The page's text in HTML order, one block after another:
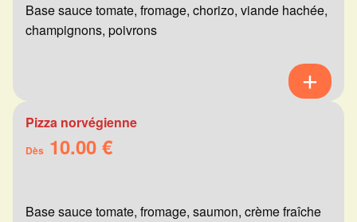
Base sauce tomate, fromage, chorizo, viande hachée,
champignons, poivrons
Pizza norvégienne
Dès 10.00 €
Base sauce tomate, fromage, saumon, crème fraîche